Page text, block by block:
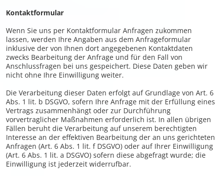
Kontaktformular
Wenn Sie uns per Kontaktformular Anfragen zukommen
lassen, werden Ihre Angaben aus dem Anfrageformular
inklusive der von Ihnen dort angegebenen Kontaktdaten
zwecks Bearbeitung der Anfrage und für den Fall von
Anschlussfragen bei uns gespeichert. Diese Daten geben wir
nicht ohne Ihre Einwilligung weiter.
Die Verarbeitung dieser Daten erfolgt auf Grundlage von Art. 6
Abs. 1 lit. b DSGVO, sofern Ihre Anfrage mit der Erfüllung eines
Vertrags zusammenhängt oder zur Durchführung
vorvertraglicher Maßnahmen erforderlich ist. In allen übrigen
Fällen beruht die Verarbeitung auf unserem berechtigten
Interesse an der effektiven Bearbeitung der an uns gerichteten
Anfragen (Art. 6 Abs. 1 lit. f DSGVO) oder auf Ihrer Einwilligung
(Art. 6 Abs. 1 lit. a DSGVO) sofern diese abgefragt wurde; die
Einwilligung ist jederzeit widerrufbar.